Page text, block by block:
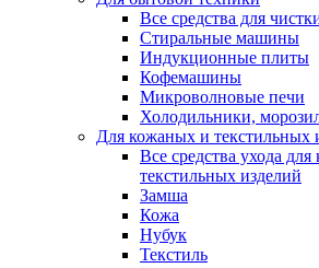
Все средства для
Стиральные машины
Индукционные плиты
Кофемашины
Микроволновые печи
Холодильники,
Для кожаных и текстильных
Все средства ухода
текстильных изделий
Замша
Кожа
Нубук
Текстиль